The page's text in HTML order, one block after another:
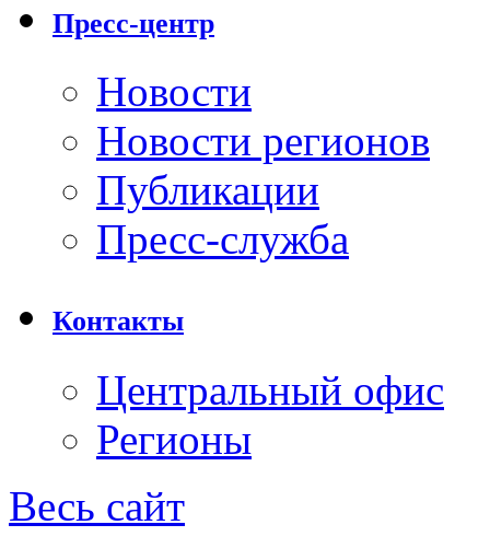
Пресс-центр
Новости
Новости регионов
Публикации
Пресс-служба
Контакты
Центральный офис
Регионы
Весь сайт